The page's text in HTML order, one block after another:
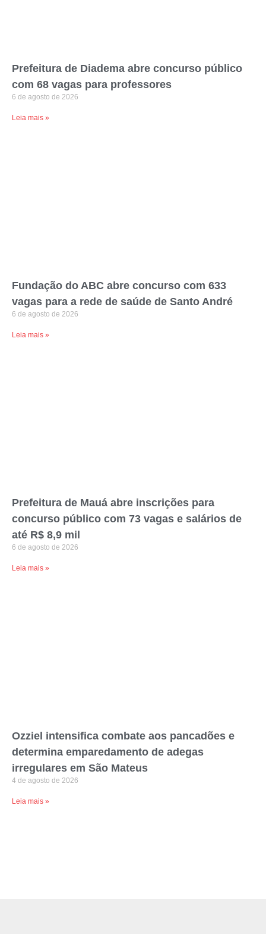
Prefeitura de Diadema abre concurso público
com 68 vagas para professores
6 de agosto de 2026
Leia mais »
Fundação do ABC abre concurso com 633
vagas para a rede de saúde de Santo André
6 de agosto de 2026
Leia mais »
Prefeitura de Mauá abre inscrições para
concurso público com 73 vagas e salários de
até R$ 8,9 mil
6 de agosto de 2026
Leia mais »
Ozziel intensifica combate aos pancadões e
determina emparedamento de adegas
irregulares em São Mateus
4 de agosto de 2026
Leia mais »